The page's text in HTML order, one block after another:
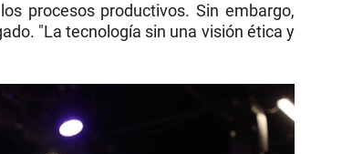
procesos productivos. Sin embargo,
"La tecnología sin una visión ética y